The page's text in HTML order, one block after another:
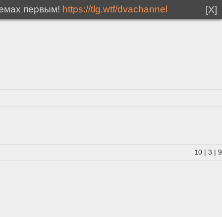
10 3 9
первым! https://tlg.wtf/dvachannel [X]